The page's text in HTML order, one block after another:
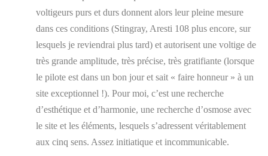
voltigeurs purs et durs donnent alors leur pleine mesure
dans ces conditions (Stingray, Aresti 108 plus encore, sur
lesquels je reviendrai plus tard) et autorisent une voltige de
très grande amplitude, très précise, très gratifiante (lorsque
le pilote est dans un bon jour et sait « faire honneur » à un
site exceptionnel !). Pour moi, c’est une recherche
d’esthétique et d’harmonie, une recherche d’osmose avec
le site et les éléments, lesquels s’adressent véritablement
aux cinq sens. Assez initiatique et incommunicable.